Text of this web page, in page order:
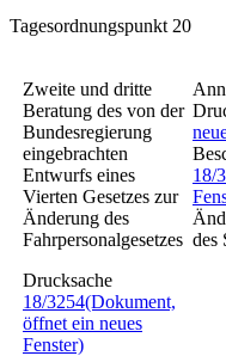
Tagesordnungspunkt 20
Zweite und dritte
Beratung des von der
Bundesregierung
eingebrachten
Entwurfs eines
Vierten Gesetzes zur
Änderung des
Fahrpersonalgesetzes
Drucksache
18/3254(Dokument,
öffnet ein neues
Fenster)
18/
des